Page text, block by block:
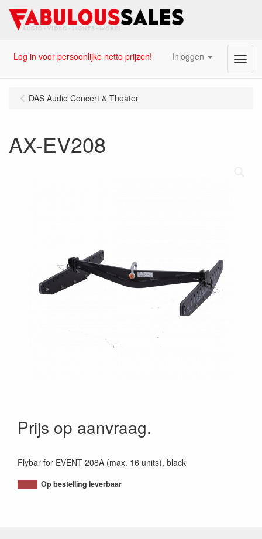
Log in voor persoonlijke netto prijzen! Inloggen Menu
DAS Audio Concert & Theater
AX-EV208
Prijs op aanvraag.
Flybar for EVENT 208A (max. 16 units), black
Op bestelling leverbaar